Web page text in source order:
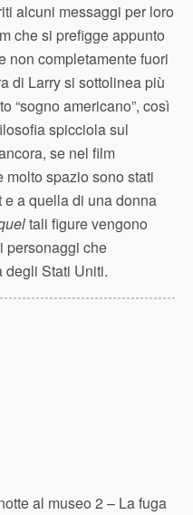
alcuni messaggi per loro
che si prefigge appunto
non completamente fuori
di Larry si sottolinea più
“sogno americano”, così
spicciola sul
se nel film
molto spazio sono stati
a quella di una donna
tali figure vengono
personaggi che
degli Stati Uniti.
al museo 2 – La fuga